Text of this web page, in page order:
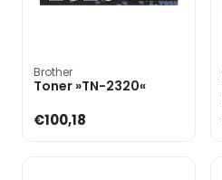
Brother
Toner »TN-2320«
€100,18